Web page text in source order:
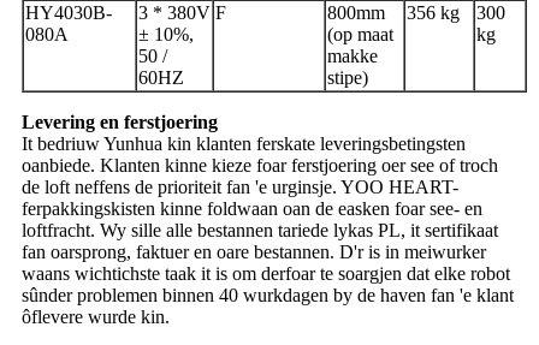
HY4030B-
080A
3 * 380V
± 10%,
50 /
60HZ
F
800mm
(op maat
makke
stipe)
356 kg
300
kg
Levering en ferstjoering
It bedriuw Yunhua kin klanten ferskate leveringsbetingsten
oanbiede. Klanten kinne kieze foar ferstjoering oer see of troch
de loft neffens de prioriteit fan 'e urginsje. YOO HEART-
ferpakkingskisten kinne foldwaan oan de easken foar see- en
loftfracht. Wy sille alle bestannen tariede lykas PL, it sertifikaat
fan oarsprong, faktuer en oare bestannen. D'r is in meiwurker
waans wichtichste taak it is om derfoar te soargjen dat elke robot
sûnder problemen binnen 40 wurkdagen by de haven fan 'e klant
ôflevere wurde kin.